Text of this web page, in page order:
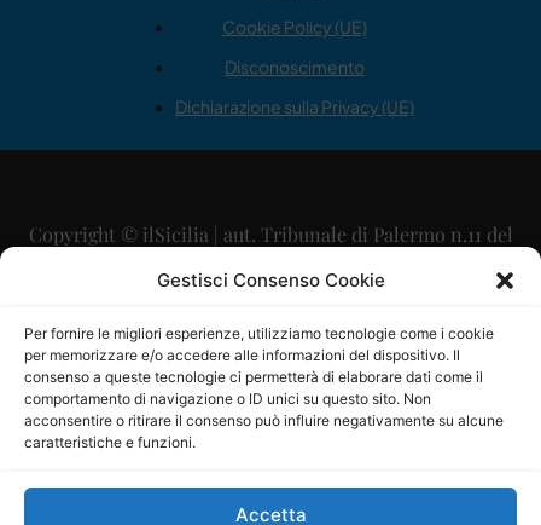
Gestisci Consenso Cookie
Per fornire le migliori esperienze, utilizziamo tecnologie come i cookie
per memorizzare e/o accedere alle informazioni del dispositivo. Il
consenso a queste tecnologie ci permetterà di elaborare dati come il
comportamento di navigazione o ID unici su questo sito. Non
acconsentire o ritirare il consenso può influire negativamente su alcune
caratteristiche e funzioni.
Accetta
Cookie Policy (UE)
Disconoscimento
Dichiarazione sulla Privacy (UE)
Copyright © ilSicilia | aut. Tribunale di Palermo n.11 del
29/09/2015
Direttore Editoriale: Maurizio Scaglione
Direttore Responsabile: Maria Calabrese
P.IVA: 06334930820